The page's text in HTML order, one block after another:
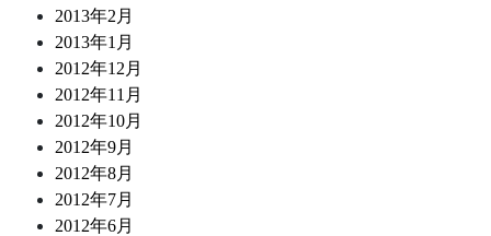
2013年2月
2013年1月
2012年12月
2012年11月
2012年10月
2012年9月
2012年8月
2012年7月
2012年6月